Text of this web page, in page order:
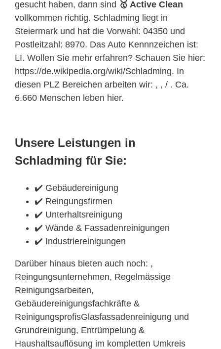
gesucht haben, dann sind 🥇 Active Clean
vollkommen richtig. Schladming liegt in
Steiermark und hat die Vorwahl: 04350 und
Postleitzahl: 8970. Das Auto Kennnzeichen ist:
LI. Wollen Sie mehr erfahren? Schauen Sie hier:
https://de.wikipedia.org/wiki/Schladming. In
diesen PLZ Bereichen arbeiten wir: , , / . Ca.
6.660 Menschen leben hier.
Unsere Leistungen in
Schladming für Sie:
✔️ Gebäudereinigung
✔️ Reingungsfirmen
✔️ Unterhaltsreinigung
✔️ Wände & Fassadenreinigungen
✔️ Industriereinigungen
Darüber hinaus bieten auch noch: ,
Reingungsunternehmen, Regelmässige
Reinigungsarbeiten,
Gebäudereinigungsfachkräfte &
ReinigungsprofisGlasfassadenreinigung und
Grundreinigung, Entrümpelung &
Haushaltsauflösung im kompletten Umkreis